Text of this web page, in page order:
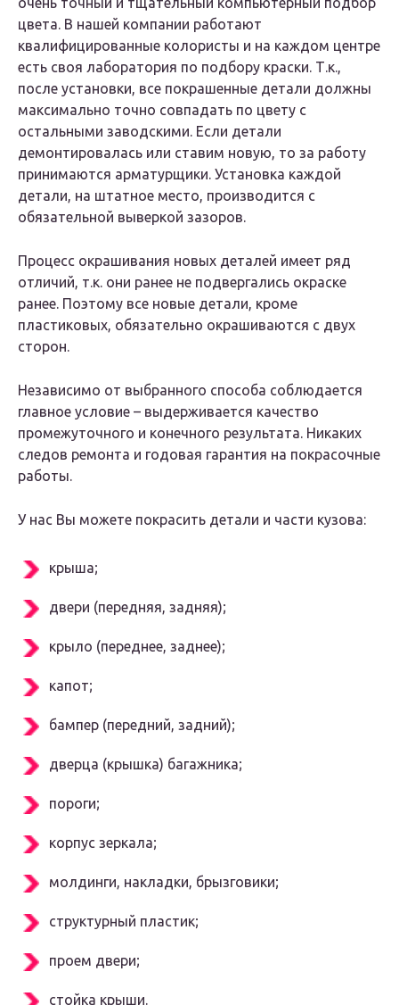
цвета. В нашей компании работают
квалифицированные колористы и на каждом центре
есть своя лаборатория по подбору краски. Т.к.,
после установки, все покрашенные детали должны
максимально точно совпадать по цвету с
остальными заводскими. Если детали
демонтировалась или ставим новую, то за работу
принимаются арматурщики. Установка каждой
детали, на штатное место, производится с
обязательной выверкой зазоров.
Процесс окрашивания новых деталей имеет ряд
отличий, т.к. они ранее не подвергались окраске
ранее. Поэтому все новые детали, кроме
пластиковых, обязательно окрашиваются с двух
сторон.
Независимо от выбранного способа соблюдается
главное условие – выдерживается качество
промежуточного и конечного результата. Никаких
следов ремонта и годовая гарантия на покрасочные
работы.
У нас Вы можете покрасить детали и части кузова:
крыша;
двери (передняя, задняя);
крыло (переднее, заднее);
капот;
бампер (передний, задний);
дверца (крышка) багажника;
пороги;
корпус зеркала;
молдинги, накладки, брызговики;
структурный пластик;
проем двери;
стойка крыши.